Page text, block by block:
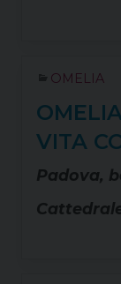
OMELIA
VITA
Padova,